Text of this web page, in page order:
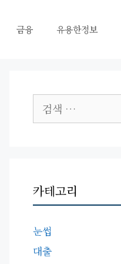
금융 유용한정보
색:
카테고리
눈썹
대출